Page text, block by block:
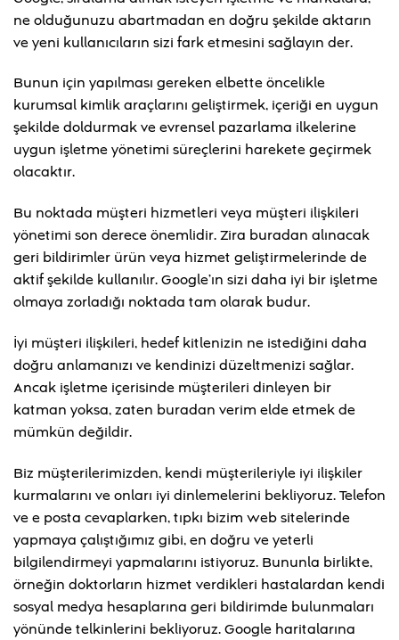
ne olduğunuzu abartmadan en doğru şekilde aktarın
ve yeni kullanıcıların sizi fark etmesini sağlayın der.
Bunun için yapılması gereken elbette öncelikle
kurumsal kimlik araçlarını geliştirmek, içeriği en uygun
şekilde doldurmak ve evrensel pazarlama ilkelerine
uygun işletme yönetimi süreçlerini harekete geçirmek
olacaktır.
Bu noktada müşteri hizmetleri veya müşteri ilişkileri
yönetimi son derece önemlidir. Zira buradan alınacak
geri bildirimler ürün veya hizmet geliştirmelerinde de
aktif şekilde kullanılır. Google’ın sizi daha iyi bir işletme
olmaya zorladığı noktada tam olarak budur.
İyi müşteri ilişkileri, hedef kitlenizin ne istediğini daha
doğru anlamanızı ve kendinizi düzeltmenizi sağlar.
Ancak işletme içerisinde müşterileri dinleyen bir
katman yoksa, zaten buradan verim elde etmek de
mümkün değildir.
Biz müşterilerimizden, kendi müşterileriyle iyi ilişkiler
kurmalarını ve onları iyi dinlemelerini bekliyoruz. Telefon
ve e posta cevaplarken, tıpkı bizim web sitelerinde
yapmaya çalıştığımız gibi, en doğru ve yeterli
bilgilendirmeyi yapmalarını istiyoruz. Bununla birlikte,
örneğin doktorların hizmet verdikleri hastalardan kendi
sosyal medya hesaplarına geri bildirimde bulunmaları
yönünde telkinlerini bekliyoruz. Google haritalarına